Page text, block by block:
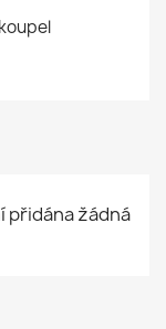
přidána žádná